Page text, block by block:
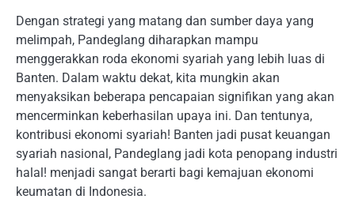
Dengan strategi yang matang dan sumber daya yang
melimpah, Pandeglang diharapkan mampu
menggerakkan roda ekonomi syariah yang lebih luas di
Banten. Dalam waktu dekat, kita mungkin akan
menyaksikan beberapa pencapaian signifikan yang akan
mencerminkan keberhasilan upaya ini. Dan tentunya,
kontribusi ekonomi syariah! Banten jadi pusat keuangan
syariah nasional, Pandeglang jadi kota penopang industri
halal! menjadi sangat berarti bagi kemajuan ekonomi
keumatan di Indonesia.